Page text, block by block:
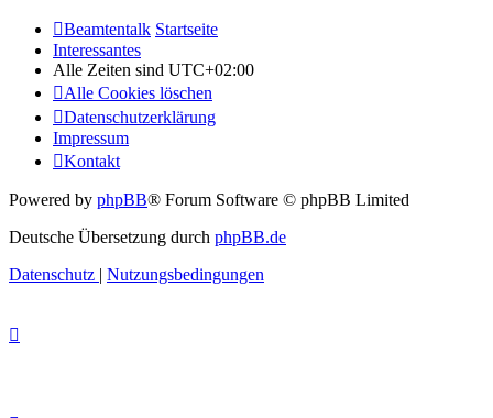
Beamtentalk Startseite
Interessantes
Alle Zeiten sind UTC+02:00
Alle Cookies löschen
Datenschutzerklärung
Impressum
Kontakt
Powered by phpBB® Forum Software © phpBB Limited
Deutsche Übersetzung durch phpBB.de
Datenschutz | Nutzungsbedingungen